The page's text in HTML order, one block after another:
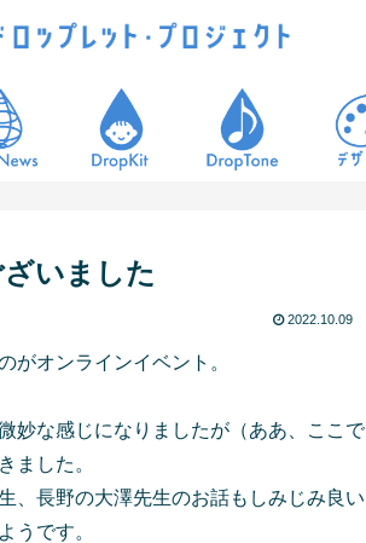
いました
2022.10.09
がオンラインイベント。
妙な感じになりましたが（ああ、ここで
ました。
、長野の大澤先生のお話もしみじみ良い
うです。